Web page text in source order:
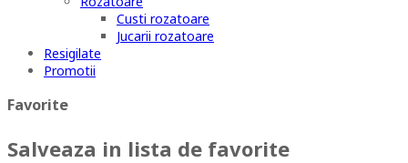
Custi rozatoare
Jucarii rozatoare
Resigilate
Promotii
Favorite
Salveaza in lista de favorite